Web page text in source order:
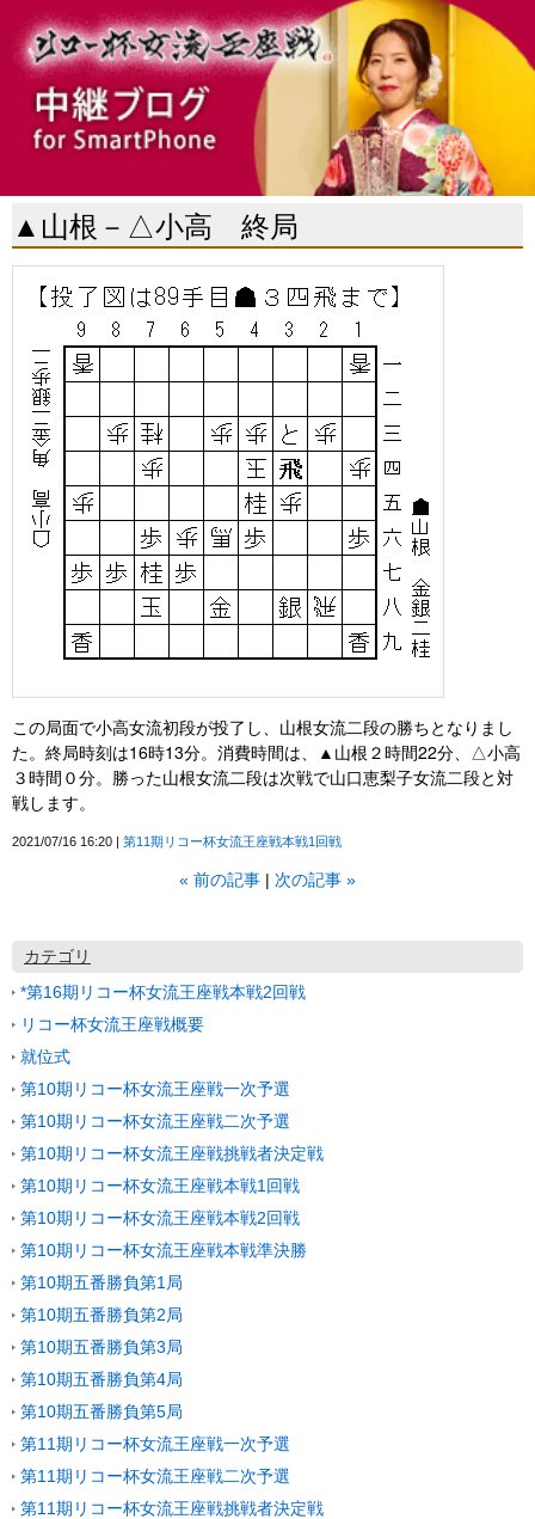
▲山根－△小高 終局
この局面で小高女流初段が投了し、山根女流二段の勝ちとなりまし
た。終局時刻は16時13分。消費時間は、▲山根２時間22分、△小高
３時間０分。勝った山根女流二段は次戦で山口恵梨子女流二段と対
戦します。
2021/07/16 16:20 第11期リコー杯女流王座戦本戦1回戦
« 前の記事 次の記事 »
カテゴリ
*第16期リコー杯女流王座戦本戦2回戦
リコー杯女流王座戦概要
就位式
第10期リコー杯女流王座戦一次予選
第10期リコー杯女流王座戦二次予選
第10期リコー杯女流王座戦挑戦者決定戦
第10期リコー杯女流王座戦本戦1回戦
第10期リコー杯女流王座戦本戦2回戦
第10期リコー杯女流王座戦本戦準決勝
第10期五番勝負第1局
第10期五番勝負第2局
第10期五番勝負第3局
第10期五番勝負第4局
第10期五番勝負第5局
第11期リコー杯女流王座戦一次予選
第11期リコー杯女流王座戦二次予選
第11期リコー杯女流王座戦挑戦者決定戦